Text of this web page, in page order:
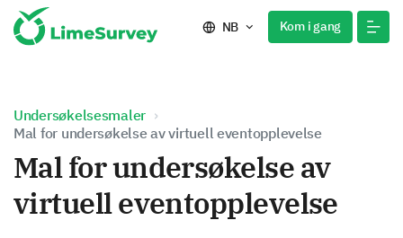
NB Kom i gang
Undersøkelsesmaler
Mal for undersøkelse av virtuell eventopplevelse
Mal for undersøkelse av
virtuell eventopplevelse